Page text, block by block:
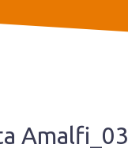
Amalfi_03